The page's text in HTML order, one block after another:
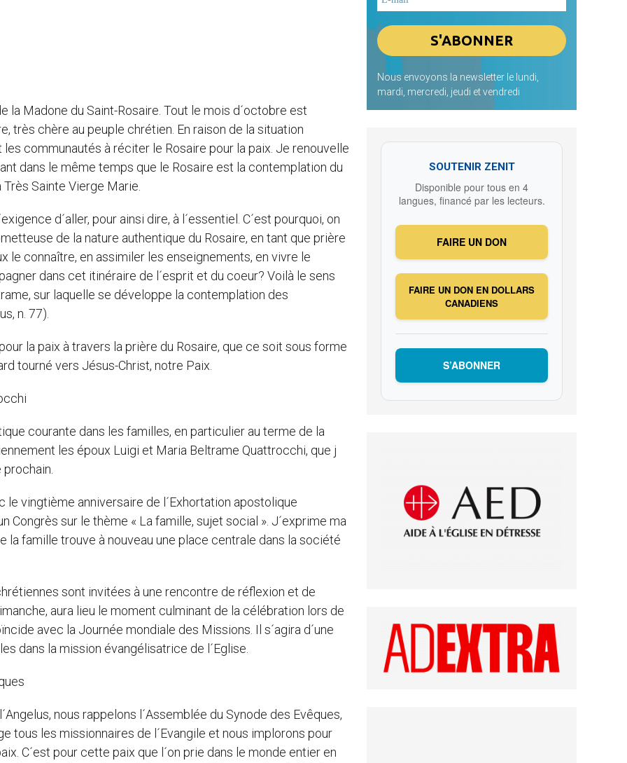
la Madone du Saint-Rosaire. Tout le mois d´octobre est
très chère au peuple chrétien. En raison de la situation
communautés à réciter le Rosaire pour la paix. Je renouvelle
dans le même temps que le Rosaire est la contemplation du
Sainte Vierge Marie.
d´aller, pour ainsi dire, à l´essentiel. C´est pourquoi, on
de la nature authentique du Rosaire, en tant que prière
le connaître, en assimiler les enseignements, en vivre le
dans cet itinéraire de l´esprit et du coeur? Voilà le sens
sur laquelle se développe la contemplation des
n. 77).
la paix à travers la prière du Rosaire, que ce soit sous forme
tourné vers Jésus-Christ, notre Paix.
courante dans les familles, en particulier au terme de la
les époux Luigi et Maria Beltrame Quattrocchi, que j
vingtième anniversaire de l´Exhortation apostolique
Congrès sur le thème « La famille, sujet social ». J´exprime ma
famille trouve à nouveau une place centrale dans la société
sont invitées à une rencontre de réflexion et de
aura lieu le moment culminant de la célébration lors de
avec la Journée mondiale des Missions. Il s´agira d´une
dans la mission évangélisatrice de l´Eglise.
nous rappelons l´Assemblée du Synode des Evêques,
tous les missionnaires de l´Evangile et nous implorons pour
C´est pour cette paix que l´on prie dans le monde entier en
Nous envoyons la newsletter le lundi,
mardi, mercredi, jeudi et vendredi
SOUTENIR ZENIT
Disponible pour tous en 4
langues, financé par les lecteurs.
FAIRE UN DON
FAIRE UN DON EN DOLLARS
CANADIENS
S’ABONNER